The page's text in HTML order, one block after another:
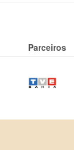
Parceiros